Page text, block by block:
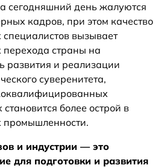
сегодняшний день жалуются
кадров, при этом качество
вызывает
перехода страны на
развития и реализации
суверенитета,
более острой в
промышленности.
и индустрии — это
для подготовки и развития